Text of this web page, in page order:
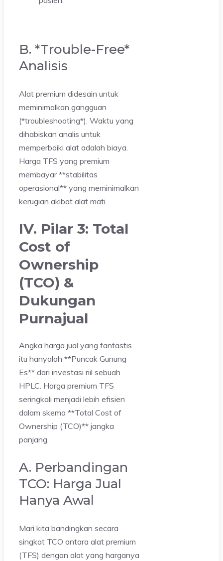
B. *Trouble-Free*
Analisis
Alat premium didesain untuk
meminimalkan gangguan
(*troubleshooting*). Waktu yang
dihabiskan analis untuk
memperbaiki alat adalah biaya.
Harga TFS yang premium
membayar **stabilitas
operasional** yang meminimalkan
kerugian akibat alat mati.
IV. Pilar 3: Total
Cost of
Ownership
(TCO) &
Dukungan
Purnajual
Angka harga jual yang fantastis
itu hanyalah **Puncak Gunung
Es** dari investasi riil sebuah
HPLC. Harga premium TFS
seringkali menjadi lebih efisien
dalam skema **Total Cost of
Ownership (TCO)** jangka
panjang.
A. Perbandingan
TCO: Harga Jual
Hanya Awal
Mari kita bandingkan secara
singkat TCO antara alat premium
(TFS) dengan alat yang harganya